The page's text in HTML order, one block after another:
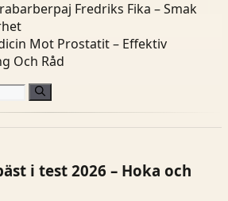
Fredriks Fika – Smak
Mot Prostatit – Effektiv
Och Råd
i test 2026 – Hoka och